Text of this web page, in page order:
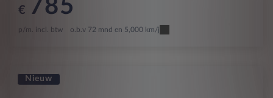
€ 785
p/m. incl. btw o.b.v 72 mnd en 5,000 km/j
Nieuw